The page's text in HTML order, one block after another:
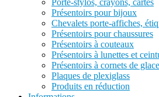
Porte-stylos, crayons, cartes
Présentoirs pour bijoux
Chevalets porte-affiches,
Présentoirs pour chaussures
Présentoirs à couteaux
Présentoirs à lunettes et
Présentoirs à cornets de
Plaques de plexiglass
Produits en réduction